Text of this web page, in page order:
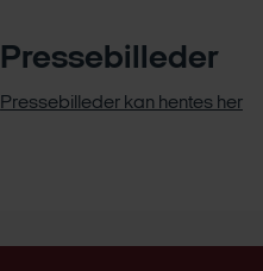
Pressebilleder
Pressebilleder kan hentes her